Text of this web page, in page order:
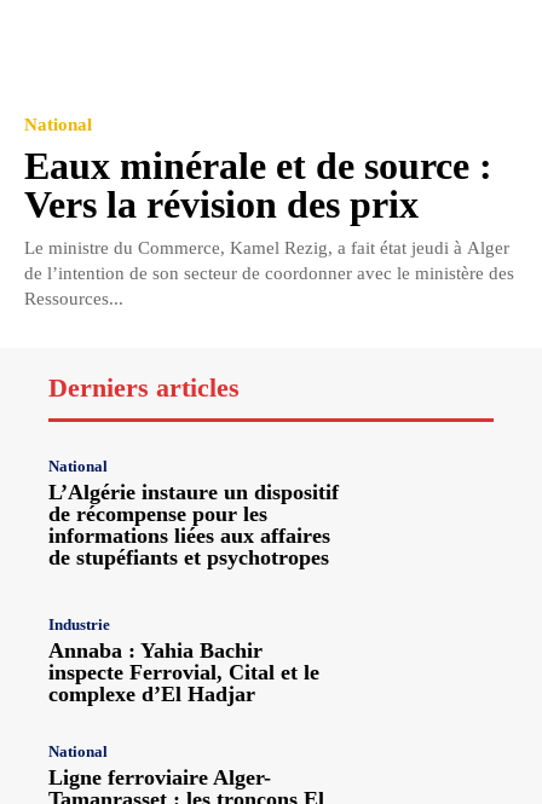
National
Eaux minérale et de source :
Vers la révision des prix
Le ministre du Commerce, Kamel Rezig, a fait état jeudi à Alger
de l’intention de son secteur de coordonner avec le ministère des
Ressources...
Derniers articles
National
L’Algérie instaure un dispositif
de récompense pour les
informations liées aux affaires
de stupéfiants et psychotropes
Industrie
Annaba : Yahia Bachir
inspecte Ferrovial, Cital et le
complexe d’El Hadjar
National
Ligne ferroviaire Alger-
Tamanrasset : les tronçons El